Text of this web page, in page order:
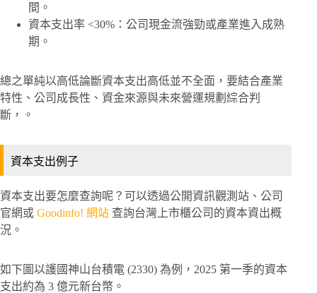
間。
資本支出率 <30%：公司現金流強勁或產業進入成熟
期。
總之單純以高低論斷資本支出高低並不全面，要結合產業
特性、公司成長性、資金來源與未來營運規劃綜合判
斷，。
資本支出例子
資本支出要怎麼查詢呢？可以透過公開資訊觀測站、公司
官網或 Goodinfo! 網站 查詢台灣上市櫃公司的資本資出概
況。
如下圖以護國神山台積電 (2330) 為例，2025 第一季的資本
支出約為 3 億元新台幣。